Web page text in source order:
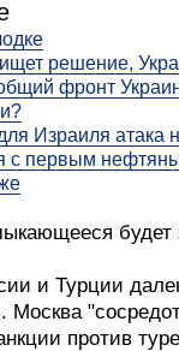
решение,
фронт
Израиля атака
с первым
будет
и Турции
Москва
против